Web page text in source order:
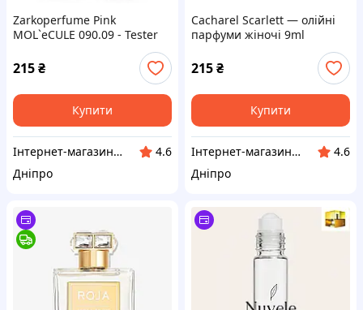
Zarkoperfume Pink
MOL`eCULE 090.09 - Tester
215₴
Купити
Інтернет-магазин "Klever"
4.6
Дніпро
Cacharel Scarlett — олійні
парфуми жіночі 9ml
215₴
Купити
Інтернет-магазин "Klever"
4.6
Дніпро